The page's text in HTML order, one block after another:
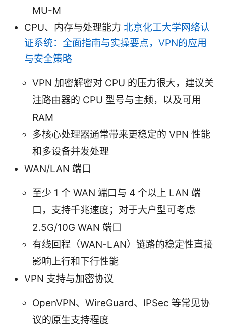
MU-M
CPU、内存与处理能力 北京化工大学网络认
证系统：全面指南与实操要点，VPN的应用
与安全策略
VPN 加密解密对 CPU 的压力很大，建议关
注路由器的 CPU 型号与主频，以及可用
RAM
多核心处理器通常带来更稳定的 VPN 性能
和多设备并发处理
WAN/LAN 端口
至少 1 个 WAN 端口与 4 个以上 LAN 端
口，支持千兆速度；对于大户型可考虑
2.5G/10G WAN 端口
有线回程（WAN-LAN）链路的稳定性直接
影响上行和下行性能
VPN 支持与加密协议
OpenVPN、WireGuard、IPSec 等常见协
议的原生支持程度